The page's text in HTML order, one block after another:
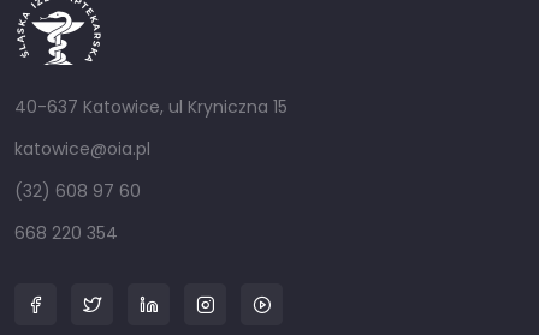
40-637 Katowice, ul Kryniczna 15
katowice@oia.pl
(32) 608 97 60
668 220 354